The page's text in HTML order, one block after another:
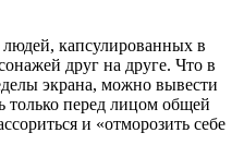
капсулированных в
друг на друге. Что в
экрана, можно вывести
только перед лицом общей
и «отморозить себе